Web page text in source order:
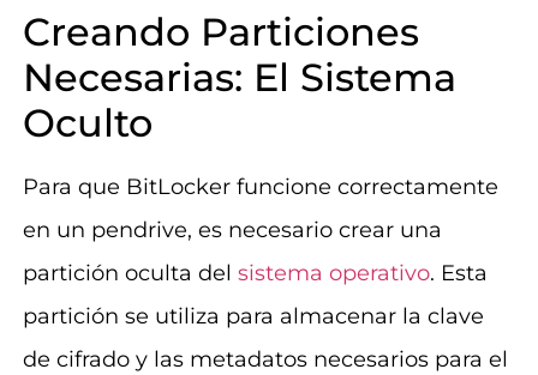
Creando Particiones
Necesarias: El Sistema
Oculto
Para que BitLocker funcione correctamente
en un pendrive, es necesario crear una
partición oculta del sistema operativo. Esta
partición se utiliza para almacenar la clave
de cifrado y las metadatos necesarios para el